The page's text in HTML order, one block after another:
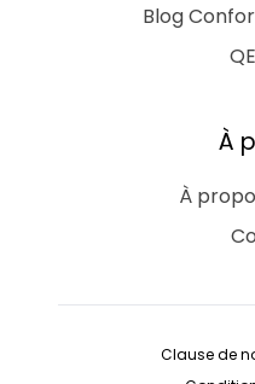
Blog
À
À
Clause de